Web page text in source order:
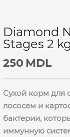
Diamond
Stages 2 kg
250 MDL
Сухой корм для
лососем и
бактерии,
иммунную